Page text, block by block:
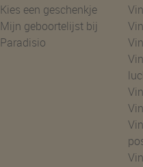
Kies een geschenkje
Mijn geboortelijst bij
Paradisio